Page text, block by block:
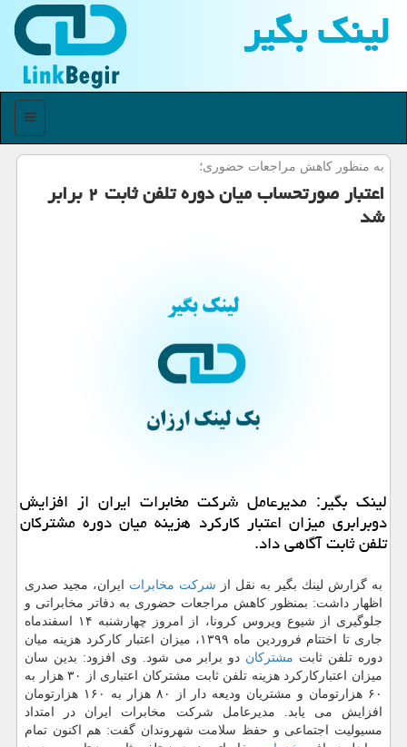
لینك بگیر
منو
به منظور كاهش مراجعات حضوری؛
اعتبار صورتحساب میان دوره تلفن ثابت ۲ برابر
شد
لینك بگیر: مدیرعامل شركت مخابرات ایران از افزایش
دوبرابری میزان اعتبار كاركرد هزینه میان دوره مشتركان
تلفن ثابت آگاهی داد.
به گزارش لینك بگیر به نقل از شركت مخابرات ایران، مجید صدری
اظهار داشت: بمنظور كاهش مراجعات حضوری به دفاتر مخابراتی و
جلوگیری از شیوع ویروس كرونا، از امروز چهارشنبه ۱۴ اسفندماه
جاری تا اختتام فروردین ماه ۱۳۹۹، میزان اعتبار كاركرد هزینه میان
دوره تلفن ثابت مشتركان دو برابر می شود. وی افزود: بدین سان
میزان اعتباركاركرد هزینه تلفن ثابت مشتركان اعتباری از ۳۰ هزار به
۶۰ هزارتومان و مشتریان ودیعه دار از ۸۰ هزار به ۱۶۰ هزارتومان
افزایش می یابد. مدیرعامل شركت مخابرات ایران در امتداد
مسیولیت اجتماعی و حفظ سلامت شهروندان گفت: هم اكنون تمام